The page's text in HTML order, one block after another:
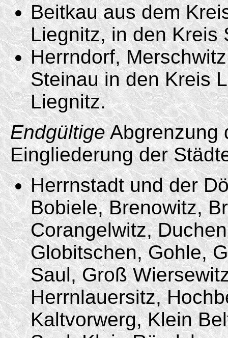
Beitkau aus dem
Liegnitz, in den Kreis
Herrndorf,
Steinau in den Kreis
Liegnitz.
EndgültigeAbgrenzung
Eingliederung der
Herrnstadt und der
Bobiele, Brenowitz,
Corangelwitz,
Globitschen, Gohle,
Saul, Groß
Herrnlauersitz,
Kaltvorwerg, Klein